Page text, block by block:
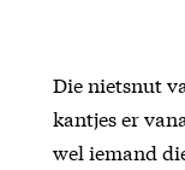
Die nietsnut
kantjes er
wel iemand